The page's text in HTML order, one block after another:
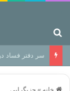
سر دفتر فساد